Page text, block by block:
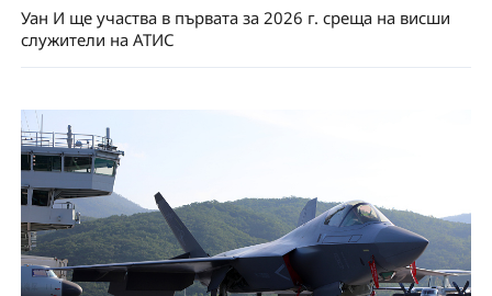
Уан И ще участва в първата за 2026 г. среща на висши
служители на АТИС